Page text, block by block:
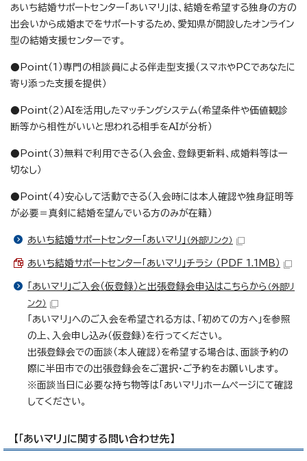
あいち結婚サポートセンター「あいマリ」は、結婚を希望する独身の方の
出会いから成婚までをサポートするため、愛知県が開設したオンライン
型の結婚支援センターです。
●Point（1）専門の相談員による伴走型支援（スマホやPCであなたに
寄り添った支援を提供）
●Point（2）AIを活用したマッチングシステム（希望条件や価値観診
断等から相性がいいと思われる相手をAIが分析）
●Point（3）無料で利用できる（入会金、登録更新料、成婚料等は一
切なし）
●Point（4）安心して活動できる（入会時には本人確認や独身証明等
が必要＝真剣に結婚を望んでいる方のみが在籍）
あいち結婚サポートセンター「あいマリ」 （外部リンク）
あいち結婚サポートセンター「あいマリ」チラシ （PDF 1.1MB）
「あいマリ」ご入会（仮登録）と出張登録会申込はこちらから （外部リ
ンク）
「あいマリ」へのご入会を希望される方は、「初めての方へ」を参照
の上、入会申し込み（仮登録）を行ってください。
出張登録会での面談（本人確認）を希望する場合は、面談予約の
際に半田市での出張登録会をご選択・ご予約をお願いします。
※面談当日に必要な持ち物等は「あいマリ」ホームページにて確認
してください。
【「あいマリ」に関する問い合わせ先】